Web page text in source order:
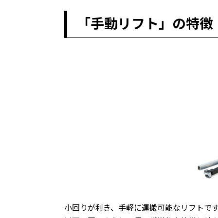
「手動リフト」の特徴
小回りが利き、手軽に運搬可能なリフトで